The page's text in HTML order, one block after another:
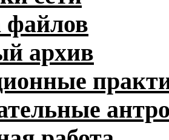
файлов
архив